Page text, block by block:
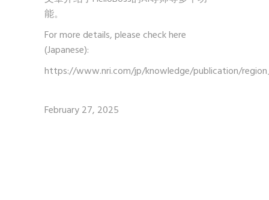
能。
For more details, please check here
(Japanese):
https://www.nri.com/jp/knowledge/publication/
February 27, 2025